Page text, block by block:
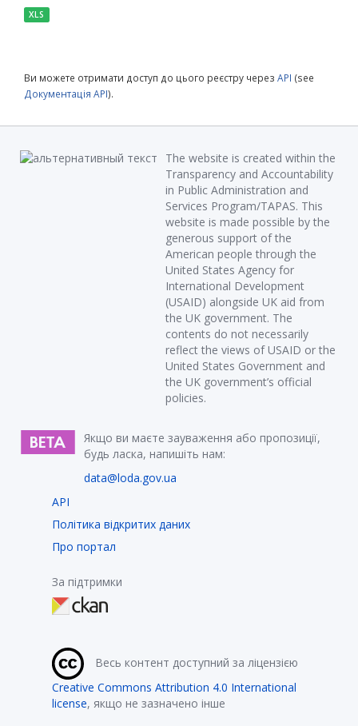
XLS
Ви можете отримати доступ до цього реєстру через API (see
Документація API).
The website is created within the
Transparency and Accountability
in Public Administration and
Services Program/TAPAS. This
website is made possible by the
generous support of the
American people through the
United States Agency for
International Development
(USAID) alongside UK aid from
the UK government. The
contents do not necessarily
reflect the views of USAID or the
United States Government and
the UK government’s official
policies.
Якщо ви маєте зауваження або пропозиції,
будь ласка, напишіть нам:
data@loda.gov.ua
API
Політика відкритих даних
Про портал
За підтримки
Весь контент доступний за ліцензією
Creative Commons Attribution 4.0 International
license, якщо не зазначено інше